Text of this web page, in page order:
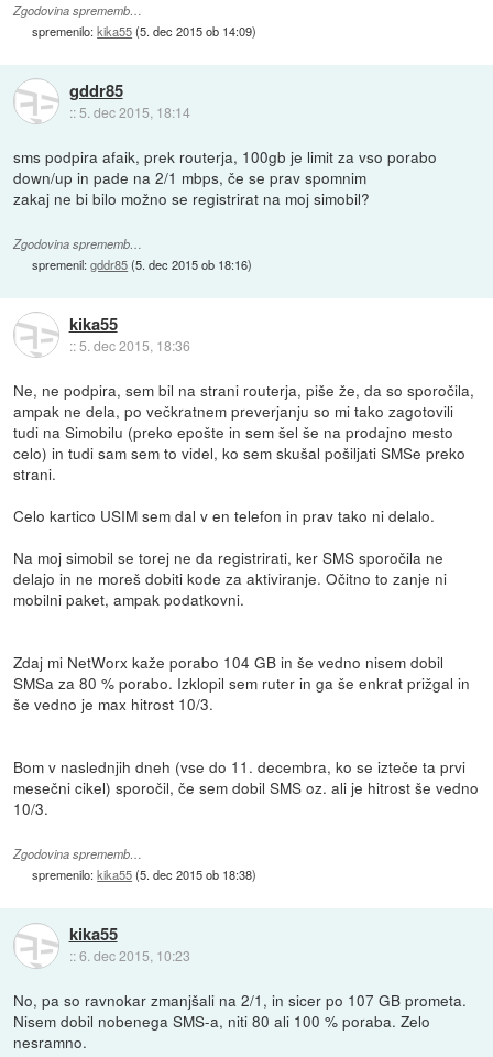
Zgodovina sprememb…
spremenilo:kika55(5. dec 2015 ob 14:09)
gddr85
:: 5. dec 2015, 18:14
sms podpira afaik, prek routerja, 100gb je limit za vso porabo
down/up in pade na 2/1 mbps, če se prav spomnim
zakaj ne bi bilo možno se registrirat na moj simobil?
Zgodovina sprememb…
spremenil:gddr85(5. dec 2015 ob 18:16)
kika55
::5. dec 2015, 18:36
Ne, ne podpira, sem bil na strani routerja, piše že, da so sporočila,
ampak ne dela, po večkratnem preverjanju so mi tako zagotovili
tudi na Simobilu (preko epošte in sem šel še na prodajno mesto
celo) in tudi sam sem to videl, ko sem skušal pošiljati SMSe preko
strani.
Celo kartico USIM sem dal v en telefon in prav tako ni delalo.
Na moj simobil se torej ne da registrirati, ker SMS sporočila ne
delajo in ne moreš dobiti kode za aktiviranje. Očitno to zanje ni
mobilni paket, ampak podatkovni.
Zdaj mi NetWorx kaže porabo 104 GB in še vedno nisem dobil
SMSa za 80 % porabo. Izklopil sem ruter in ga še enkrat prižgal in
še vedno je max hitrost 10/3.
Bom v naslednjih dneh (vse do 11. decembra, ko se izteče ta prvi
mesečni cikel) sporočil, če sem dobil SMS oz. ali je hitrost še vedno
10/3.
Zgodovina sprememb…
spremenilo:kika55(5. dec 2015 ob 18:38)
kika55
::6. dec 2015, 10:23
No, pa so ravnokar zmanjšali na 2/1, in sicer po 107 GB prometa.
Nisem dobil nobenega SMS-a, niti 80 ali 100 % poraba. Zelo
nesramno.